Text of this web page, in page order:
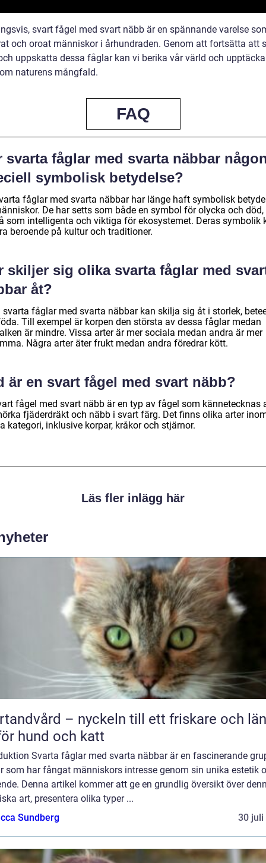
svart fågel med svart näbb är en spännande varelse
och oroat människor i århundraden. Genom att fortsätta att
uppskatta dessa fåglar kan vi berika vår värld och
naturens mångfald.
FAQ
svarta fåglar med svarta näbbar
symbolisk betydelse?
fåglar med svarta näbbar har länge haft symbolisk
De har setts som både en symbol för olycka och död,
som intelligenta och viktiga för ekosystemet. Deras symbolik
beroende på kultur och traditioner.
skiljer sig olika svarta fåglar med
åt?
svarta fåglar med svarta näbbar kan skilja sig åt i storlek,
Till exempel är korpen den största av dessa fåglar medan
är mindre. Vissa arter är mer sociala medan andra är mer
Några arter äter frukt medan andra föredrar kött.
är en svart fågel med svart näbb?
fågel med svart näbb är en typ av fågel som kännetecknas
fjäderdräkt och näbb i svart färg. Det finns olika arter
kategori, inklusive korpar, kråkor och stjärnor.
Läs fler inlägg här
– nyckeln till ett friskare och
hund och katt
Svarta fåglar med svarta näbbar är en fascinerande
som har fångat människors intresse genom sin unika estetik
Denna artikel kommer att ge en grundlig översikt över
art, presentera olika typer ...
Sundberg
30 juli